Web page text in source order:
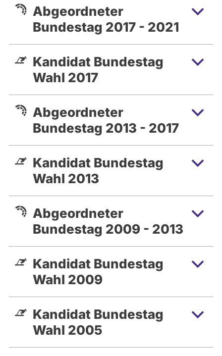
Abgeordneter
Bundestag 2017 - 2021
Kandidat Bundestag
Wahl 2017
Abgeordneter
Bundestag 2013 - 2017
Kandidat Bundestag
Wahl 2013
Abgeordneter
Bundestag 2009 - 2013
Kandidat Bundestag
Wahl 2009
Kandidat Bundestag
Wahl 2005